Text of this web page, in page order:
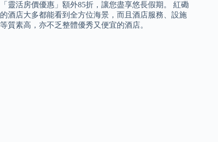
「靈活房價優惠」額外85折，讓您盡享悠長假期。 紅磡
的酒店大多都能看到全方位海景，而且酒店服務、設施
等質素高，亦不乏整體優秀又便宜的酒店。